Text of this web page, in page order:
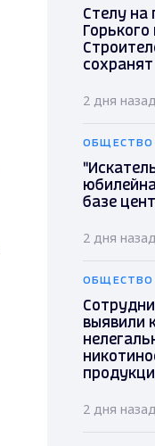
Стелу на
2 дня назад
ОБЩЕСТВО
базе
2 дня назад
ОБЩЕСТВО
выявили
2 дня назад